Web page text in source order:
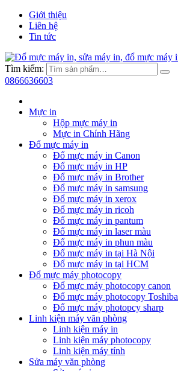
Giới thiệu
Liên hệ
Tin tức
Tìm kiếm:
0866636603
Mực in
Hộp mực máy in
Mực in Chính Hãng
Đổ mực máy in
Đổ mực máy in Canon
Đổ mực máy in HP
Đổ mực máy in Brother
Đổ mực máy in samsung
Đổ mực máy in xerox
Đổ mực máy in ricoh
Đổ mực máy in pantum
Đổ mực máy in laser màu
Đổ mực máy in phun màu
Đổ mực máy in tại Hà Nội
Đổ mực máy in tại HCM
Đổ mực máy photocopy
Đổ mực máy photocopy canon
Đổ mực máy photocopy Toshiba
Đổ mực máy photopcy sharp
Linh kiện máy văn phòng
Linh kiện máy in
Linh kiện máy photocopy
Linh kiện máy tính
Sửa máy văn phòng